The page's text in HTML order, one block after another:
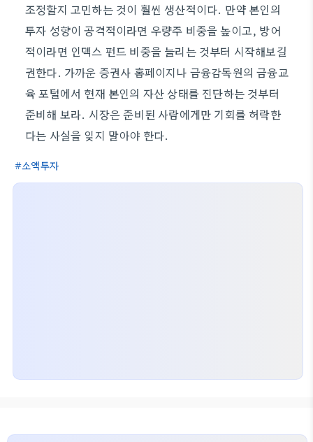
조정할지 고민하는 것이 훨씬 생산적이다. 만약 본인의
투자 성향이 공격적이라면 우량주 비중을 높이고, 방어
적이라면 인덱스 펀드 비중을 늘리는 것부터 시작해보길
권한다. 가까운 증권사 홈페이지나 금융감독원의 금융교
육 포털에서 현재 본인의 자산 상태를 진단하는 것부터
준비해 보라. 시장은 준비된 사람에게만 기회를 허락한
다는 사실을 잊지 말아야 한다.
소액투자